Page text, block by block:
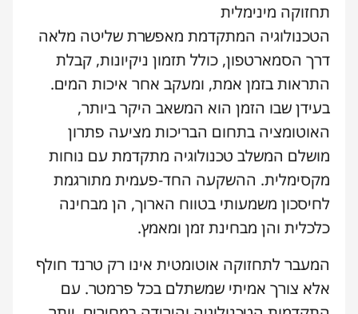
תחזוקה מינימלית
הטכנולוגיה המתקדמת מאפשרת שליטה מלאה
דרך הסמארטפון, כולל תזמון ניקיונות, קבלת
התראות בזמן אמת, ומעקב אחר איכות המים.
בעידן שבו הזמן הוא המשאב היקר ביותר,
האוטומציה בתחום הבריכות מציעה פתרון
מושלם המשלב טכנולוגיה מתקדמת עם נוחות
מקסימלית. ההשקעה החד-פעמית מתורגמת
לחיסכון משמעותי בטווח הארוך, הן מבחינה
כלכלית והן מבחינת זמן ומאמץ.
המעבר לתחזוקה אוטומטית אינו רק טרנד חולף
אלא צורך אמיתי שמשתלם בכל פרמטר. עם